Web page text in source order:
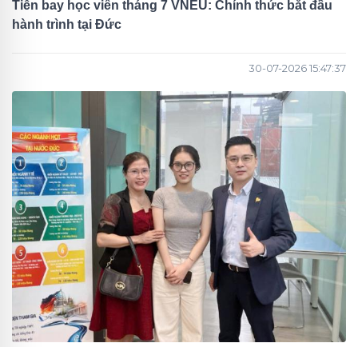
Tiễn bay học viên tháng 7 VNEU: Chính thức bắt đầu
hành trình tại Đức
30-07-2026 15:47:37